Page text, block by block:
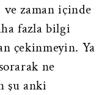
zaman içinde
fazla bilgi
çekinmeyin. Ya
ne
şu anki